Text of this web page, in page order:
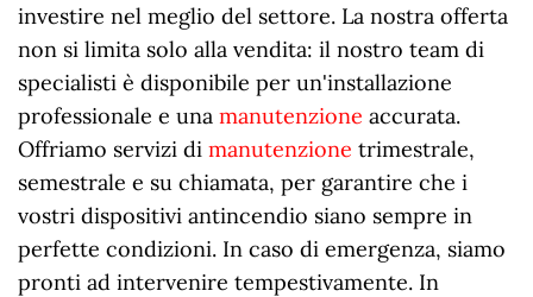
investire nel meglio del settore. La nostra offerta
non si limita solo alla vendita: il nostro team di
specialisti è disponibile per un'installazione
professionale e una manutenzione accurata.
Offriamo servizi di manutenzione trimestrale,
semestrale e su chiamata, per garantire che i
vostri dispositivi antincendio siano sempre in
perfette condizioni. In caso di emergenza, siamo
pronti ad intervenire tempestivamente. In